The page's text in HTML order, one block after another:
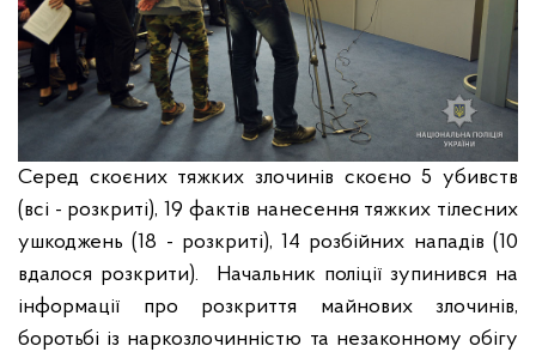
Серед скоєних тяжких злочинів скоєно 5 убивств
(всі - розкриті), 19 фактів нанесення тяжких тілесних
ушкоджень (18 - розкриті), 14 розбійних нападів (10
вдалося розкрити).
Начальник поліції зупинився на
інформації про розкриття майнових злочинів,
боротьбі із наркозлочинністю та незаконному обігу